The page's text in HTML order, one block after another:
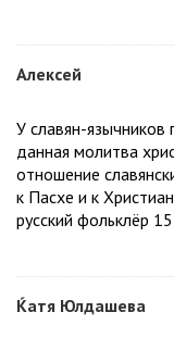
Алексей
У славян-язычников
данная молитва
отношение
к Пасхе и к
русский фольклёр
Ќатя Юлдашева